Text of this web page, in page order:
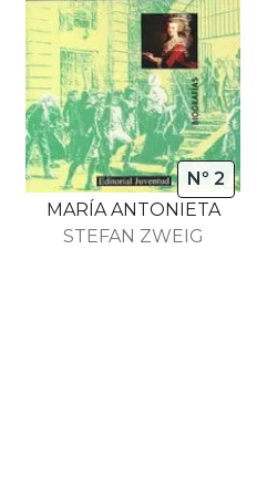
Nº 2
MARÍA ANTONIETA
STEFAN ZWEIG